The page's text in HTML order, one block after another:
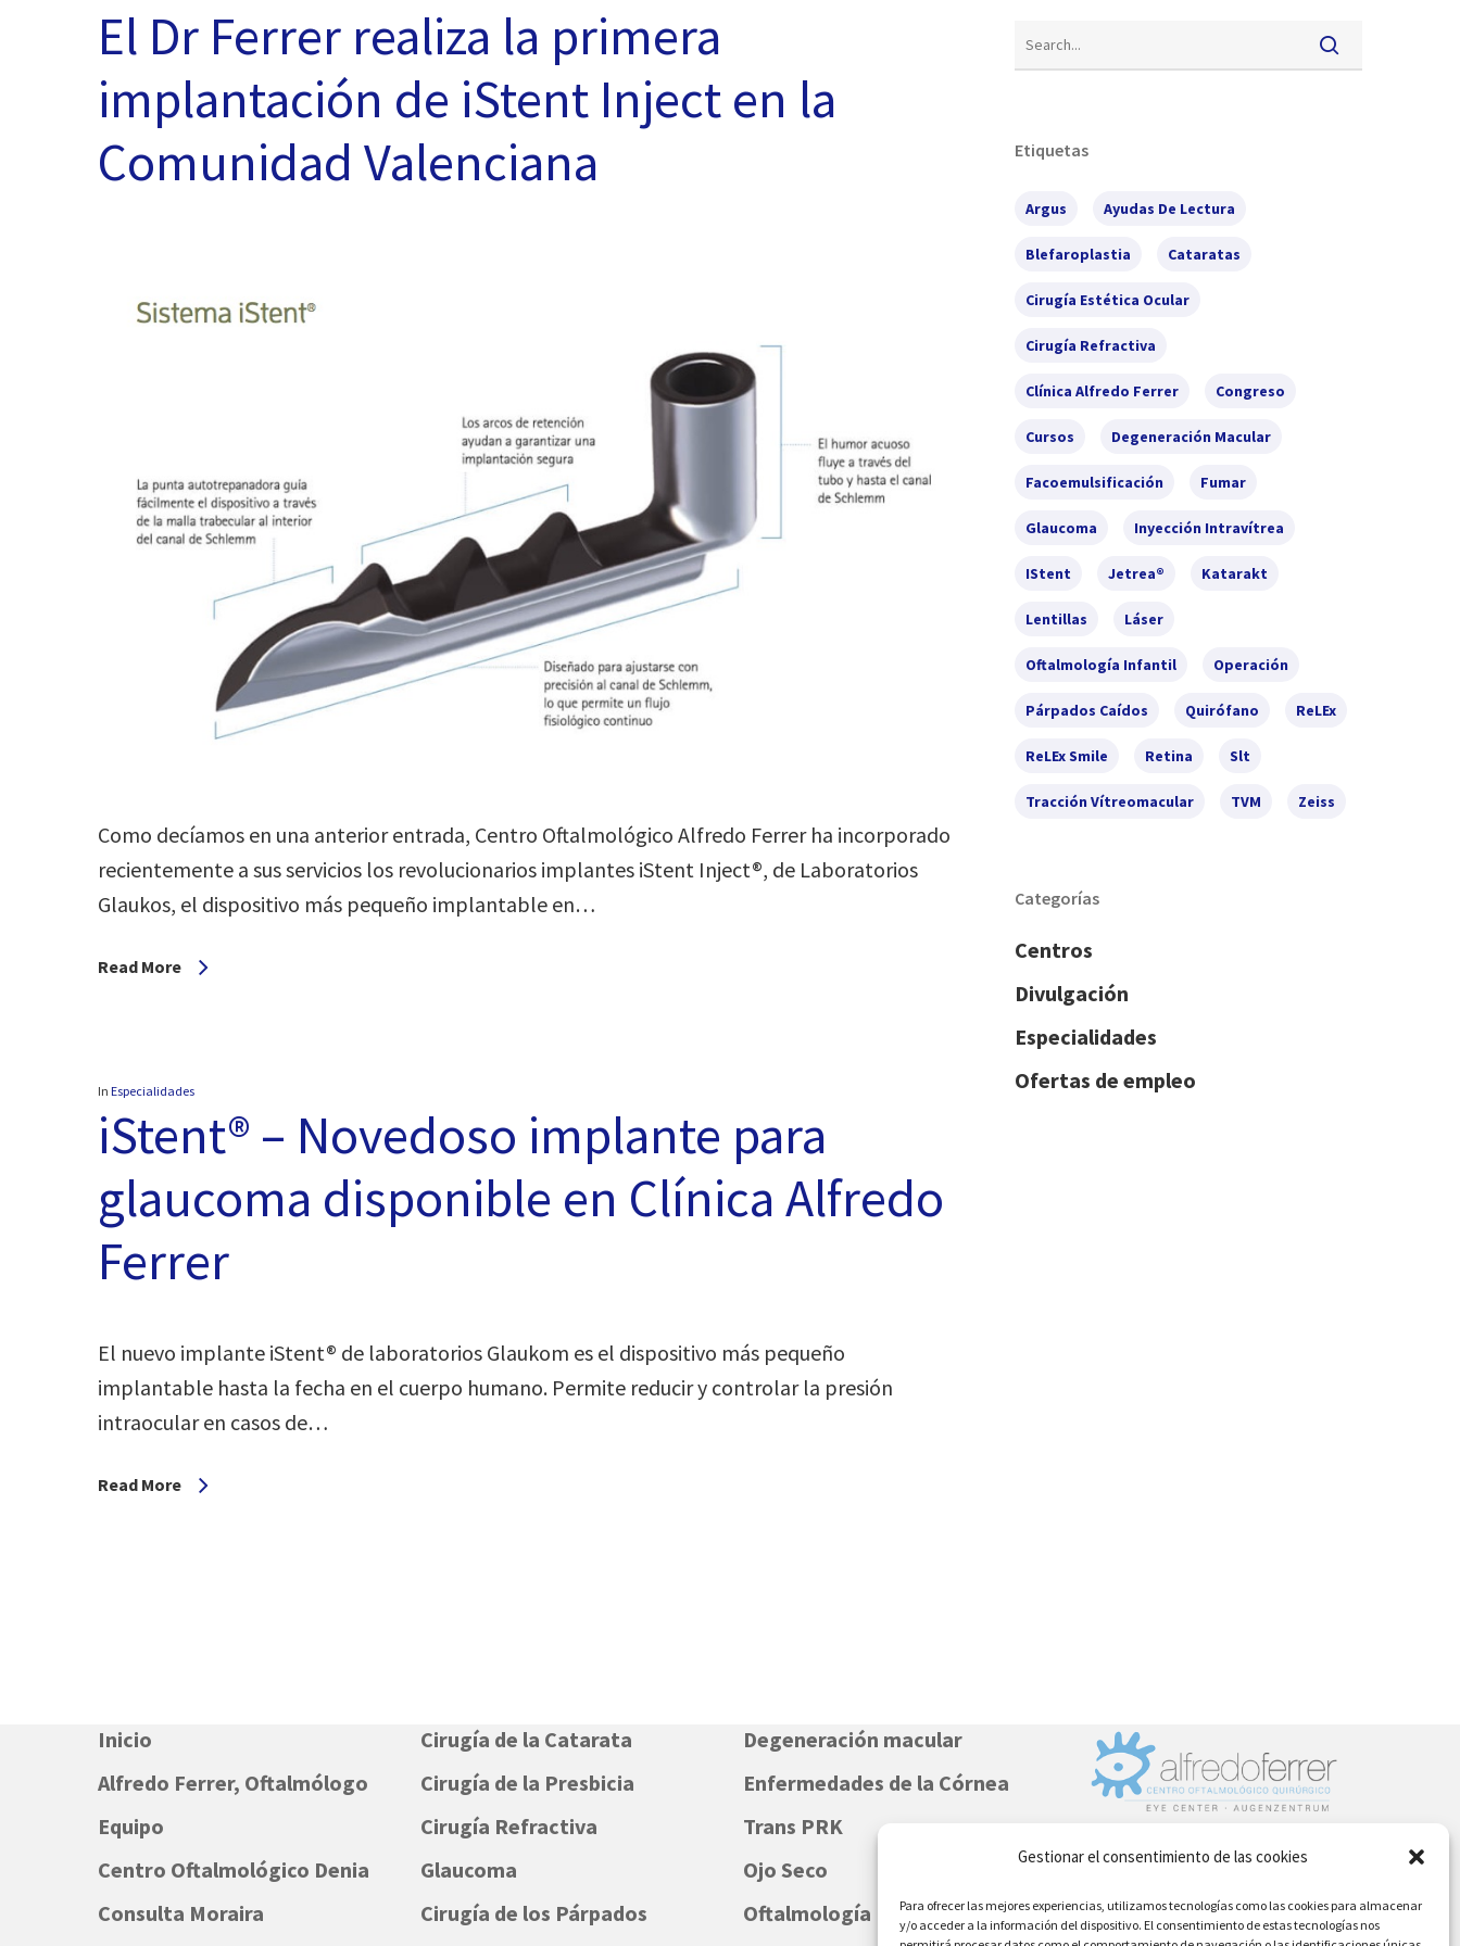
Gestionar el consentimiento de las cookies
Para ofrecer las mejores experiencias, utilizamos tecnologías como las cookies para almacenar
y/o acceder a la información del dispositivo. El consentimiento de estas tecnologías nos
El Dr Ferrer realiza la primera
implantación de iStent Inject en la
Comunidad Valenciana
Como decíamos en una anterior entrada, Centro Oftalmológico Alfredo Ferrer ha incorporado
recientemente a sus servicios los revolucionarios implantes iStent Inject®, de Laboratorios
Glaukos, el dispositivo más pequeño implantable en…
Read More
In Especialidades
iStent® – Novedoso implante para
glaucoma disponible en Clínica Alfredo
Ferrer
El nuevo implante iStent® de laboratorios Glaukom es el dispositivo más pequeño
implantable hasta la fecha en el cuerpo humano. Permite reducir y controlar la presión
intraocular en casos de…
Read More
Etiquetas
Argus Ayudas De Lectura
Blefaroplastia Cataratas
Cirugía Estética Ocular
Cirugía Refractiva
Clínica Alfredo Ferrer Congreso
Cursos Degeneración Macular
Facoemulsificación Fumar
Glaucoma Inyección Intravítrea
IStent Jetrea® Katarakt
Lentillas Láser
Oftalmología Infantil Operación
Párpados Caídos Quirófano ReLEx
ReLEx Smile Retina Slt
Tracción Vítreomacular TVM Zeiss
Categorías
Centros
Divulgación
Especialidades
Ofertas de empleo
Inicio
Alfredo Ferrer, Oftalmólogo
Equipo
Centro Oftalmológico Denia
Consulta Moraira
Cirugía de la Catarata
Cirugía de la Presbicia
Cirugía Refractiva
Glaucoma
Cirugía de los Párpados
Degeneración macular
Enfermedades de la Córnea
Trans PRK
Ojo Seco
Oftalmología Infantil
Teléfono: (+34) 96 642 6226